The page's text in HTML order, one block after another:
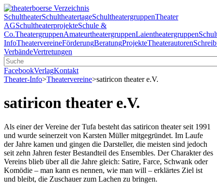
SchultheaterSchultheatertageSchultheatergruppenTheater
AGSchultheaterprojekteSchule &
Co.TheatergruppenAmateurtheatergruppenLaientheatergruppen
InfoTheatervereineFörderungBeratungProjekteTheaterautoren
VerbändeVertretungen
FacebookVerlagKontakt
Theater-Info>Theatervereine>satiricon theater e.V.
satiricon theater e.V.
Als einer der Vereine der Tufa besteht das satiricon theater seit 1991
und wurde seinerzeit von Karsten Müller mitgegründet. Im Laufe
der Jahre kamen und gingen die Darsteller, die meisten sind jedoch
seit zehn Jahren fester Bestandteil des Ensembles. Der Charakter des
Vereins blieb über all die Jahre gleich: Satire, Farce, Schwank oder
Komödie – man kann es nennen, wie man will – erklärtes Ziel ist
und bleibt, die Zuschauer zum Lachen zu bringen.